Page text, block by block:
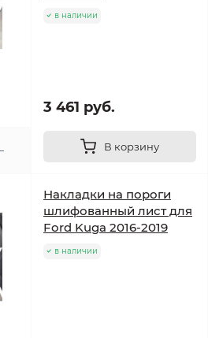
в наличии
3 461 руб.
В корзину
Накладки на пороги
шлифованный лист для
Ford Kuga 2016-2019
в наличии